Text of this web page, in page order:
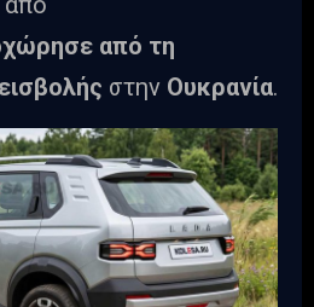
από τη
εισβολής στην Ουκρανία.